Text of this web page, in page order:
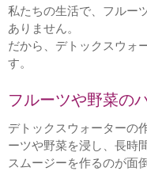
私たちの生活で、フルー
ありません。
だから、デトックスウォ
す。
フルーツや野菜の
デトックスウォーターの
ーツや野菜を浸し、長時
スムージーを作るのが面